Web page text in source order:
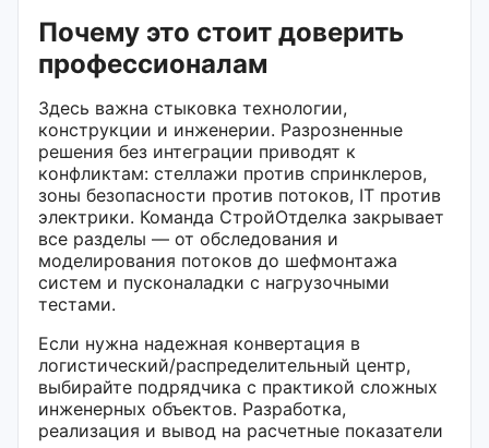
Почему это стоит доверить
профессионалам
Здесь важна стыковка технологии,
конструкции и инженерии. Разрозненные
решения без интеграции приводят к
конфликтам: стеллажи против спринклеров,
зоны безопасности против потоков, IT против
электрики. Команда СтройОтделка закрывает
все разделы — от обследования и
моделирования потоков до шефмонтажа
систем и пусконаладки с нагрузочными
тестами.
Если нужна надежная конвертация в
логистический/распределительный центр,
выбирайте подрядчика с практикой сложных
инженерных объектов. Разработка,
реализация и вывод на расчетные показатели